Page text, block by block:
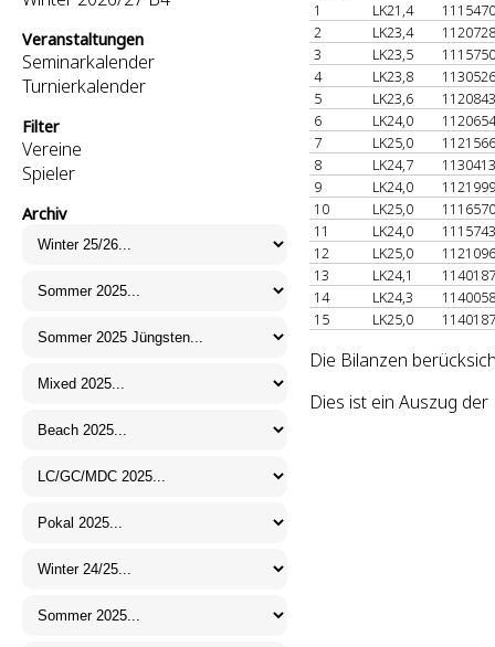
Veranstaltungen
Seminarkalender
Turnierkalender
Filter
Vereine
Spieler
Archiv
1
LK21,4
2
LK23,4
3
LK23,5
4
LK23,8
5
LK23,6
6
LK24,0
7
LK25,0
8
LK24,7
9
LK24,0
10
LK25,0
11
LK24,0
12
LK25,0
13
LK24,1
14
LK24,3
15
LK25,0
Die Bilanzen
Dies ist ein Auszug